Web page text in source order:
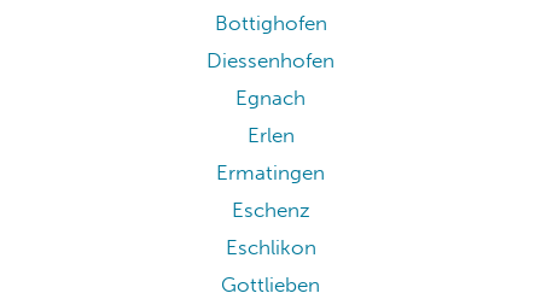
Bottighofen
Diessenhofen
Egnach
Erlen
Ermatingen
Eschenz
Eschlikon
Gottlieben